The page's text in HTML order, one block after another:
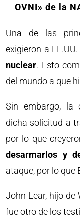
OVNI» de la
Una de las
exigieron a
nuclear. Esto
del mundo a que
Sin embargo, la
dicha solicitud a
por lo que
desarmarlos y
ataque, por lo que
John Lear, hijo de
fue otro de los